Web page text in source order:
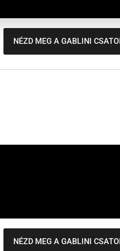
NÉZD MEG A GABLINI
NÉZD MEG A GABLINI